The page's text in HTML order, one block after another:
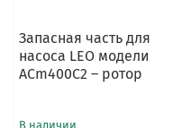
Запасная часть для
насоса LEO модели
АСm400С2 – ротор
В наличии